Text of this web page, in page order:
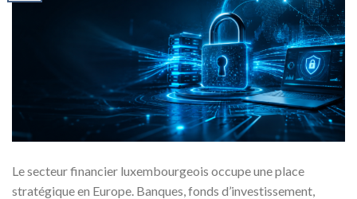
Le secteur financier luxembourgeois occupe une place
stratégique en Europe. Banques, fonds d’investissement,